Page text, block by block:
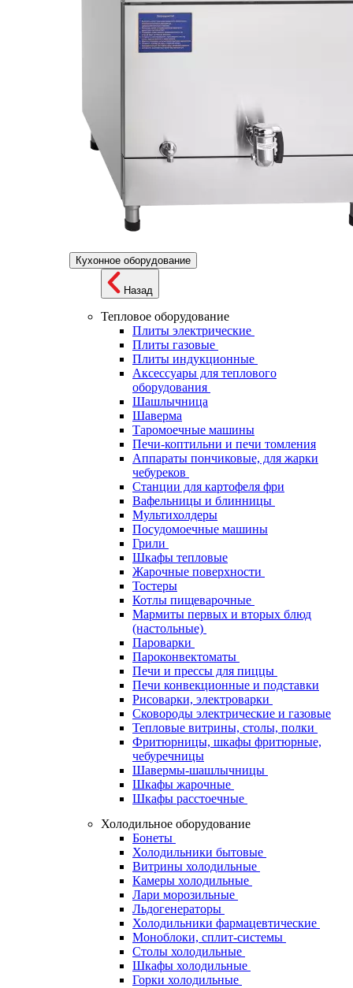
Кухонное оборудование
Назад
Тепловое оборудование
Плиты электрические
Плиты газовые
Плиты индукционные
Аксессуары для теплового
оборудования
Шашлычница
Шаверма
Таромоечные машины
Печи-коптильни и печи томления
Аппараты пончиковые, для жарки
чебуреков
Станции для картофеля фри
Вафельницы и блинницы
Мультихолдеры
Посудомоечные машины
Грили
Шкафы тепловые
Жарочные поверхности
Тостеры
Котлы пищеварочные
Мармиты первых и вторых блюд
(настольные)
Пароварки
Пароконвектоматы
Печи и прессы для пиццы
Печи конвекционные и подставки
Рисоварки, электроварки
Сковороды электрические и газовые
Тепловые витрины, столы, полки
Фритюрницы, шкафы фритюрные,
чебуречницы
Шавермы-шашлычницы
Шкафы жарочные
Шкафы расстоечные
Холодильное оборудование
Бонеты
Холодильники бытовые
Витрины холодильные
Камеры холодильные
Лари морозильные
Льдогенераторы
Холодильники фармацевтические
Моноблоки, сплит-системы
Столы холодильные
Шкафы холодильные
Горки холодильные